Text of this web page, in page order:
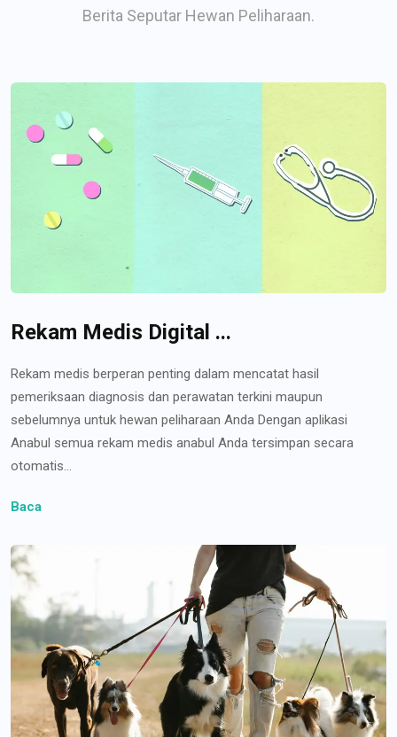
Berita Seputar Hewan Peliharaan.
Rekam Medis Digital ...
Rekam medis berperan penting dalam mencatat hasil
pemeriksaan diagnosis dan perawatan terkini maupun
sebelumnya untuk hewan peliharaan Anda Dengan aplikasi
Anabul semua rekam medis anabul Anda tersimpan secara
otomatis...
Baca